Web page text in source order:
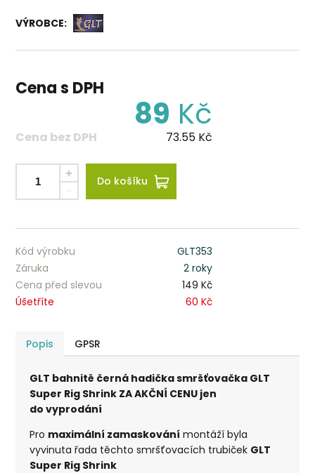
VÝROBCE:
Cena s DPH
89 Kč
Cena bez DPH 73.55 Kč
Do košíku
Kód výrobku
GLT353
Záruka
2 roky
Cena před slevou
149 Kč
Úšetříte
60 Kč
Popis GPSR
GLT bahnitě černá hadička smršťovačka GLT
Super Rig Shrink ZA AKČNÍ CENU jen
do vyprodání
Pro maximální zamaskování montáží byla
vyvinuta řada těchto smršťovacích trubiček GLT
Super Rig Shrink